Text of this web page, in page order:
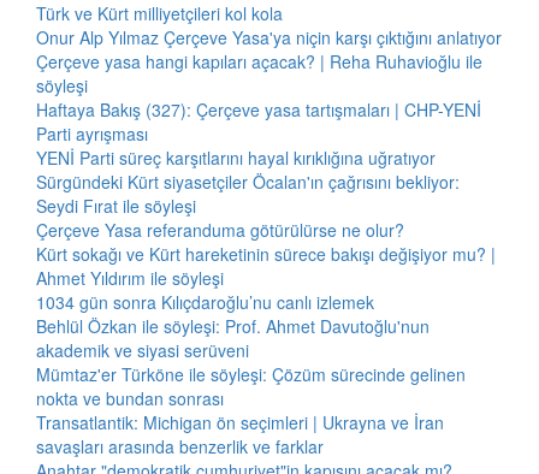
Türk ve Kürt milliyetçileri kol kola
Onur Alp Yılmaz Çerçeve Yasa'ya niçin karşı çıktığını anlatıyor
Çerçeve yasa hangi kapıları açacak? | Reha Ruhavioğlu ile
söyleşi
Haftaya Bakış (327): Çerçeve yasa tartışmaları | CHP-YENİ
Parti ayrışması
YENİ Parti süreç karşıtlarını hayal kırıklığına uğratıyor
Sürgündeki Kürt siyasetçiler Öcalan'ın çağrısını bekliyor:
Seydi Fırat ile söyleşi
Çerçeve Yasa referanduma götürülürse ne olur?
Kürt sokağı ve Kürt hareketinin sürece bakışı değişiyor mu? |
Ahmet Yıldırım ile söyleşi
1034 gün sonra Kılıçdaroğlu’nu canlı izlemek
Behlül Özkan ile söyleşi: Prof. Ahmet Davutoğlu'nun
akademik ve siyasi serüveni
Mümtaz'er Türköne ile söyleşi: Çözüm sürecinde gelinen
nokta ve bundan sonrası
Transatlantik: Michigan ön seçimleri | Ukrayna ve İran
savaşları arasında benzerlik ve farklar